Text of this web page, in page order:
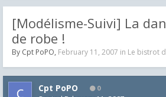
[Modélisme-Suivi] La
de robe !
By Cpt PoPO, February 11, 2007 in Le bistrot
Cpt PoPO 0